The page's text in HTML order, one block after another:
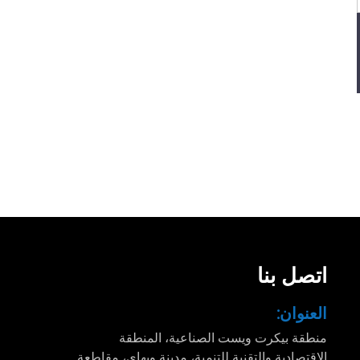
اتصل بنا
العنوان:
منطقة بيكرت ويست الصناعية، المنطقة